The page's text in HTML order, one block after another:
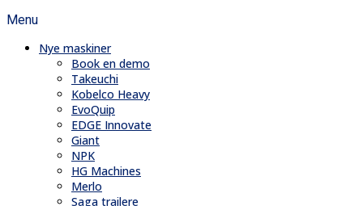
Menu
Nye maskiner
Book en demo
Takeuchi
Kobelco Heavy
EvoQuip
EDGE Innovate
Giant
NPK
HG Machines
Merlo
Saga trailere